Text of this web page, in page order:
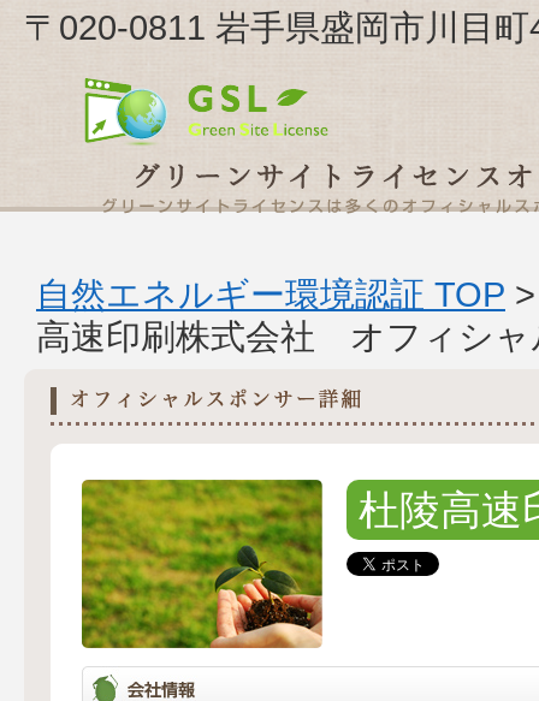
〒020-0811 岩手県盛岡市川目
自然エネルギー環境認証 TOP
高速印刷株式会社 オフィシャ
杜陵高速